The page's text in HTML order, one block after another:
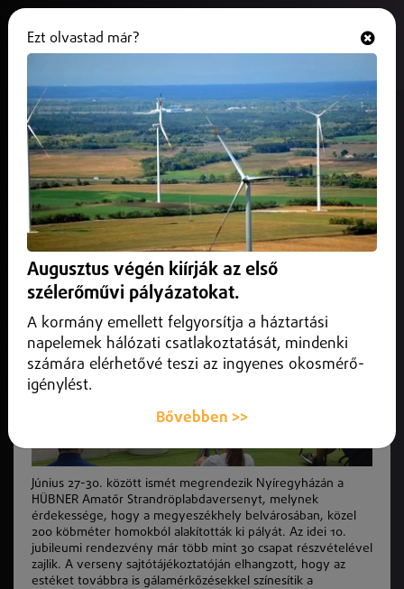
Ismét felpezsdül Nyíregyháza
belvárosa
2024. június 26.
Június 27-30. között ismét megrendezik Nyíregyházán a
Június 27-30. között ismét megrendezik Nyíregyházán a
HÜBNER Amatőr Strandröplabdaversenyt, melynek
érdekessége, hogy a megyeszékhely belvárosában, közel
200 köbméter homokból alakították ki pályát. Az idei 10.
jubileumi rendezvény már több mint 30 csapat részvételével
zajlik. A verseny sajtótájékoztatóján elhangzott, hogy az
estéket továbbra is gálamérkőzésekkel színesítik a
Ezt olvastad már?
Augusztus végén kiírják az első
szélerőművi pályázatokat.
A kormány emellett felgyorsítja a háztartási
napelemek hálózati csatlakoztatását, mindenki
számára elérhetővé teszi az ingyenes okosmérő-
igénylést.
Bővebben >>